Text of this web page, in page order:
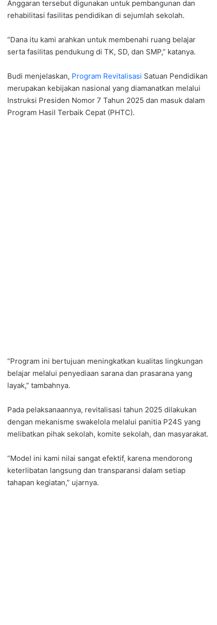
Anggaran tersebut digunakan untuk pembangunan dan
rehabilitasi fasilitas pendidikan di sejumlah sekolah.
“Dana itu kami arahkan untuk membenahi ruang belajar
serta fasilitas pendukung di TK, SD, dan SMP,” katanya.
Budi menjelaskan, Program Revitalisasi Satuan Pendidikan
merupakan kebijakan nasional yang diamanatkan melalui
Instruksi Presiden Nomor 7 Tahun 2025 dan masuk dalam
Program Hasil Terbaik Cepat (PHTC).
“Program ini bertujuan meningkatkan kualitas lingkungan
belajar melalui penyediaan sarana dan prasarana yang
layak,” tambahnya.
Pada pelaksanaannya, revitalisasi tahun 2025 dilakukan
dengan mekanisme swakelola melalui panitia P24S yang
melibatkan pihak sekolah, komite sekolah, dan masyarakat.
“Model ini kami nilai sangat efektif, karena mendorong
keterlibatan langsung dan transparansi dalam setiap
tahapan kegiatan,” ujarnya.